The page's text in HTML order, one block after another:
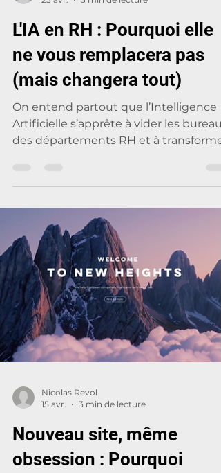
Nicolas Revol
23 avr.
3 min de lecture
L'IA en RH : Pourquoi elle
ne vous remplacera pas
(mais changera tout)
On entend partout que l’Intelligence
les recruteurs en reliques du passé.
Selon moi, la réalité est plus nuancée :
l'IA n'est pas là pour prendre votre
siège, mais pour vous offrir une paire
lunettes bien plus précise. Voici
pourquoi le facteur humain reste
indétrônable, et comment l'IA va
devenir votre meilleure alliée. 1. La
compétence : Thermomètre ou
Météo ? Cette analogie m’a frap
Nicolas Revol
15 avr.
3 min de lecture